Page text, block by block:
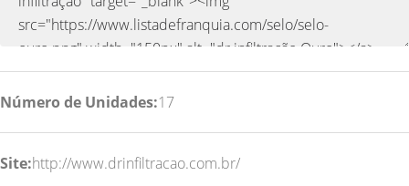
Número de Unidades:17
Site:http://www.drinfiltracao.com.br/